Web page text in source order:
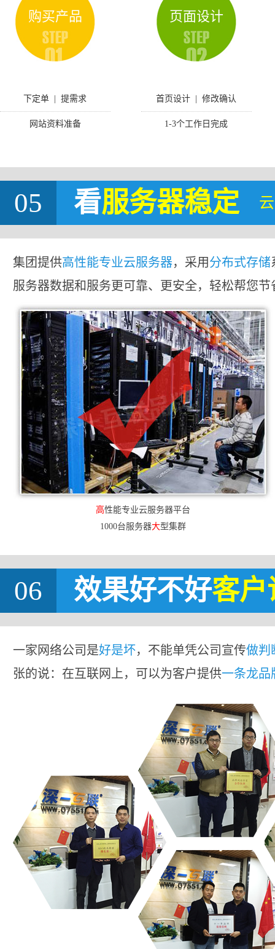
购买产品
下定单 | 提需求
网站资料准备
页面设计
首页设计 | 修改确认
1-3个工作日完成
05 看服务器稳定
集团提供高性能专业云服务器，采用分布式存储
服务器数据和服务更可靠、更安全，轻松帮您节
高性能专业云服务器平台
1000台服务器大型集群
06 效果好不好客户
一家网络公司是好是坏，不能单凭公司宣传做判
张的说：在互联网上，可以为客户提供一条龙品